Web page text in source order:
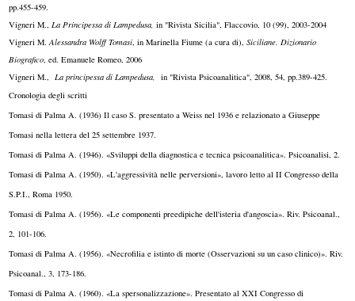
pp.455-459.
Vigneri M., La Principessa di Lampedusa,in "Rivista Sicilia", Flaccovio, 10 (99), 2003-2004
Vigneri M.Alessandra Wolff Tomasi , in Marinella Fiume (a cura di),Siciliane. Dizionario
Biografico , ed. Emanuele Romeo, 2006
Vigneri M., La principessa di Lampedusa,
in "Rivista Psicoanalitica", 2008, 54, pp.389-425.
Cronologia degli scritti
Tomasi di Palma A. (1936) Il caso S. presentato a Weiss nel 1936 e relazionato a Giuseppe
Tomasi nella lettera del 25 settembre 1937.
Tomasi di Palma A. (1946). «Sviluppi della diagnostica e tecnica psicoanalitica». Psicoanalisi, 2.
Tomasi di Palma A. (1950). «L'aggressività nelle perversioni», lavoro letto al II Congresso della
S.P.I., Roma 1950.
Tomasi di Palma A. (1956). «Le componenti preedipiche dell'isteria d'angoscia». Riv. Psicoanal.,
2, 101-106.
Tomasi di Palma A. (1956). «Necrofilia e istinto di morte (Osservazioni su un caso clinico)». Riv.
Psicoanal., 3, 173-186.
Tomasi di Palma A. (1960). «La spersonalizzazione». Presentato al XXI Congresso di